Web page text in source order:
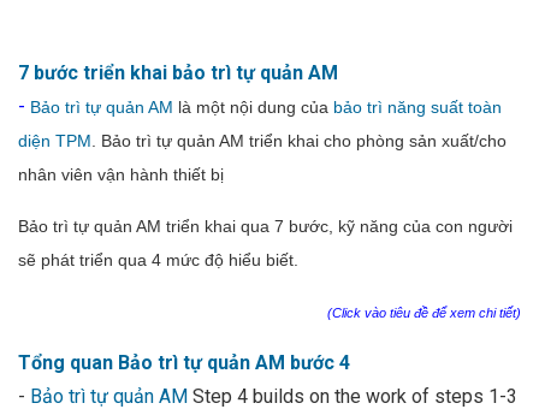
7 bước triển khai bảo trì tự quản AM
- Bảo trì tự quản AM là một nội dung của bảo trì năng suất toàn
diện TPM . Bảo trì tự quản AM triển khai cho phòng sản xuất/cho
nhân viên vận hành thiết bị
Bảo trì tự quản AM triển khai qua 7 bước, kỹ năng của con người
sẽ phát triển qua 4 mức độ hiểu biết.
(Click vào tiêu đề để xem chi tiết)
Tổng quan Bảo trì tự quản AM bước 4
- Bảo trì tự quản AM Step 4 builds on the work of steps 1-3